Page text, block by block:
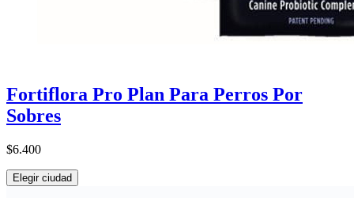
Fortiflora Pro Plan Para Perros Por
Sobres
$6.400
Elegir ciudad